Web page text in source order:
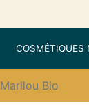
COSMÉTIQUES
Marilou Bio